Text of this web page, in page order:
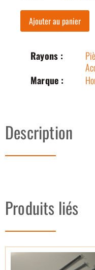
Ajouter au panier
Rayons :
Marque :
Description
Produits liés